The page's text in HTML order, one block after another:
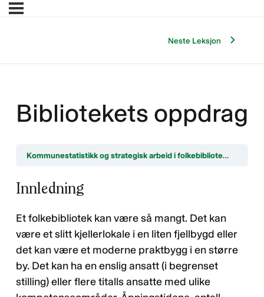
Neste Leksjon
Bibliotekets oppdrag
Kommunestatistikk og strategisk arbeid i folkebibliotek : hvordan vise hva biblioteket er verdt
Innledning
Et folkebibliotek kan være så mangt. Det kan
være et slitt kjellerlokale i en liten fjellbygd eller
det kan være et moderne praktbygg i en større
by. Det kan ha en enslig ansatt (i begrenset
stilling) eller flere titalls ansatte med ulike